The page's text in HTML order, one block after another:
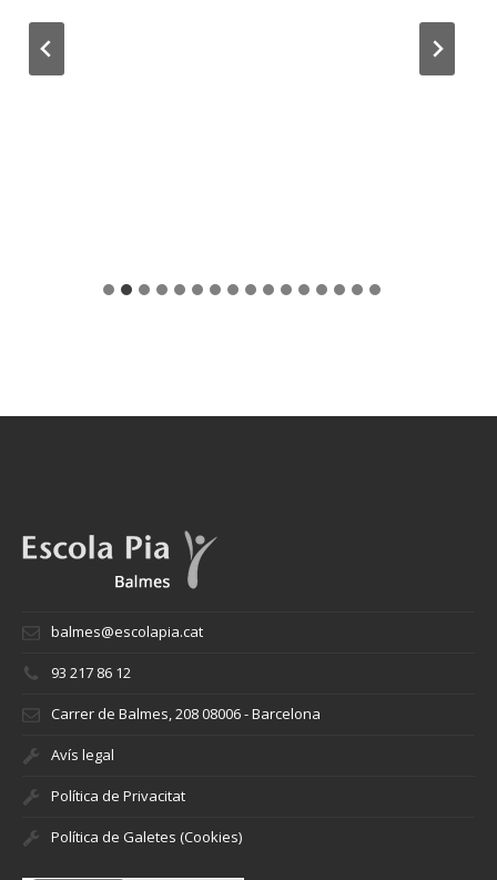
balmes@escolapia.cat
93 217 86 12
Carrer de Balmes, 208 08006 - Barcelona
Avís legal
Política de Privacitat
Política de Galetes (Cookies)